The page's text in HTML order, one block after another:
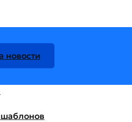
новости
шаблонов